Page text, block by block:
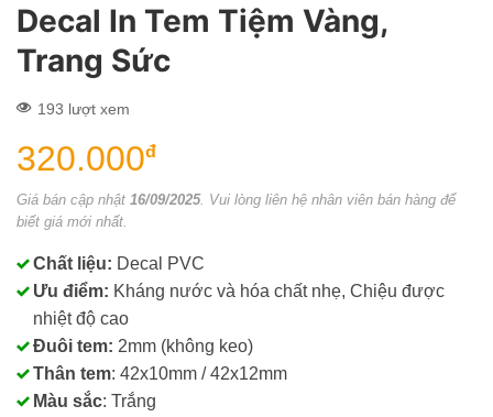
Decal In Tem Tiệm Vàng,
Trang Sức
193 lượt xem
320.000đ
Giá bán cập nhật 16/09/2025. Vui lòng liên hệ nhân viên bán hàng để
biết giá mới nhất.
Chất liệu: Decal PVC
Ưu điểm: Kháng nước và hóa chất nhẹ, Chiệu được
nhiệt độ cao
Đuôi tem: 2mm (không keo)
Thân tem: 42x10mm / 42x12mm
Màu sắc: Trắng